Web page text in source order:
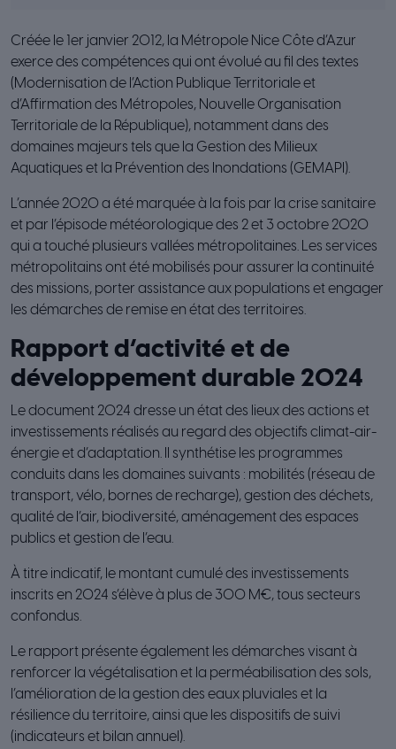
Créée le 1er janvier 2012, la Métropole Nice Côte d’Azur
exerce des compétences qui ont évolué au fil des textes
(Modernisation de l’Action Publique Territoriale et
d’Affirmation des Métropoles, Nouvelle Organisation
Territoriale de la République), notamment dans des
domaines majeurs tels que la Gestion des Milieux
Aquatiques et la Prévention des Inondations (GEMAPI).
L’année 2020 a été marquée à la fois par la crise sanitaire
et par l’épisode météorologique des 2 et 3 octobre 2020
qui a touché plusieurs vallées métropolitaines. Les services
métropolitains ont été mobilisés pour assurer la continuité
des missions, porter assistance aux populations et engager
les démarches de remise en état des territoires.
Rapport d’activité et de
développement durable 2024
Le document 2024 dresse un état des lieux des actions et
investissements réalisés au regard des objectifs climat-air-
énergie et d’adaptation. Il synthétise les programmes
conduits dans les domaines suivants : mobilités (réseau de
transport, vélo, bornes de recharge), gestion des déchets,
qualité de l’air, biodiversité, aménagement des espaces
publics et gestion de l’eau.
À titre indicatif, le montant cumulé des investissements
inscrits en 2024 s’élève à plus de 300 M€, tous secteurs
confondus.
Le rapport présente également les démarches visant à
renforcer la végétalisation et la perméabilisation des sols,
l’amélioration de la gestion des eaux pluviales et la
résilience du territoire, ainsi que les dispositifs de suivi
(indicateurs et bilan annuel).